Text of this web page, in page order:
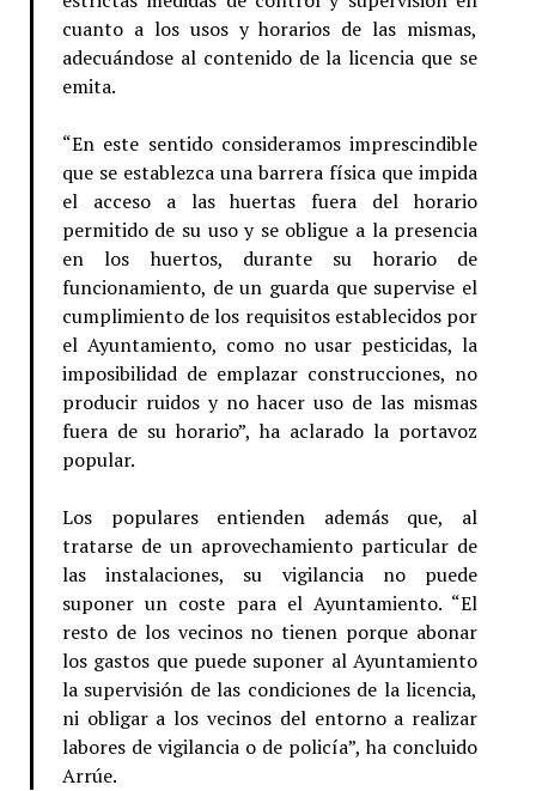
cuanto a los usos y horarios de las mismas,
adecuándose al contenido de la licencia que se
emita.
“En este sentido consideramos imprescindible
que se establezca una barrera física que impida
el acceso a las huertas fuera del horario
permitido de su uso y se obligue a la presencia
en los huertos, durante su horario de
funcionamiento, de un guarda que supervise el
cumplimiento de los requisitos establecidos por
el Ayuntamiento, como no usar pesticidas, la
imposibilidad de emplazar construcciones, no
producir ruidos y no hacer uso de las mismas
fuera de su horario”, ha aclarado la portavoz
popular.
Los populares entienden además que, al
tratarse de un aprovechamiento particular de
las instalaciones, su vigilancia no puede
suponer un coste para el Ayuntamiento. “El
resto de los vecinos no tienen porque abonar
los gastos que puede suponer al Ayuntamiento
la supervisión de las condiciones de la licencia,
ni obligar a los vecinos del entorno a realizar
labores de vigilancia o de policía”, ha concluido
Arrúe.